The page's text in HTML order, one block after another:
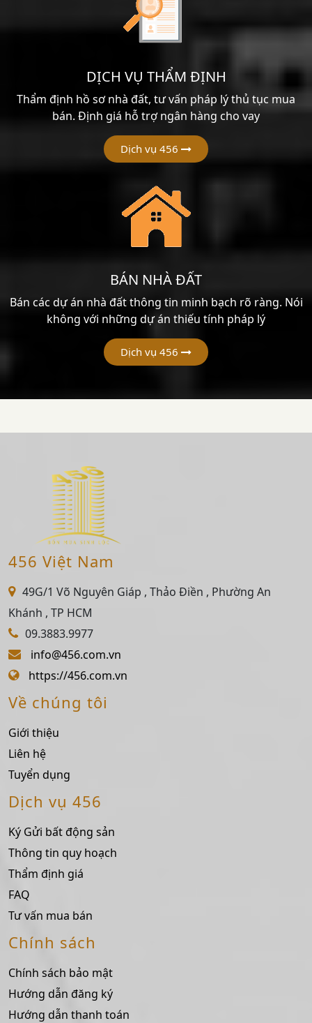
DỊCH VỤ THẨM ĐỊNH
Thẩm định hồ sơ nhà đất, tư vấn pháp lý thủ tục mua
bán. Định giá hỗ trợ ngân hàng cho vay
Dịch vụ 456
BÁN NHÀ ĐẤT
Bán các dự án nhà đất thông tin minh bạch rõ ràng. Nói
không với những dự án thiếu tính pháp lý
Dịch vụ 456
456 Việt Nam
49G/1 Võ Nguyên Giáp , Thảo Điền , Phường An
Khánh , TP HCM
09.3883.9977
info@456.com.vn
https://456.com.vn
Về chúng tôi
Giới thiệu
Liên hệ
Tuyển dụng
Dịch vụ 456
Ký Gửi bất động sản
Thông tin quy hoạch
Thẩm định giá
FAQ
Tư vấn mua bán
Chính sách
Chính sách bảo mật
Hướng dẫn đăng ký
Hướng dẫn thanh toán